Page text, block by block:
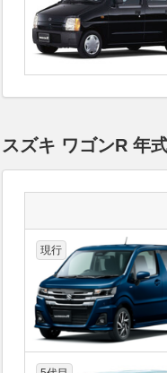
スズキ ワゴンR 年
現行